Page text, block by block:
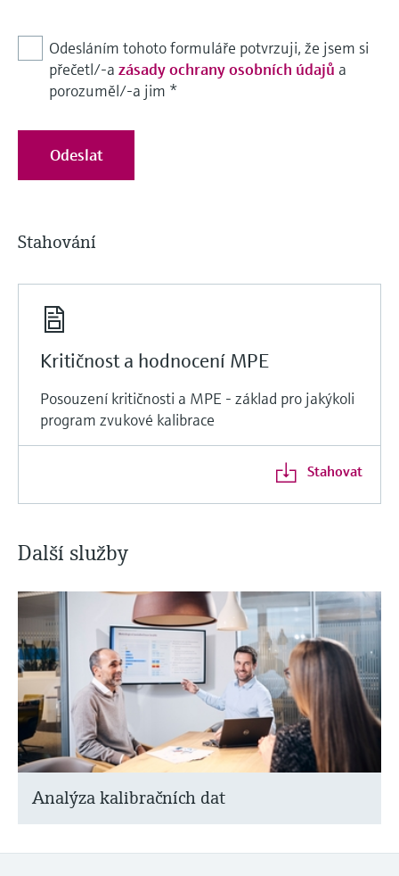
Odesláním tohoto formuláře potvrzuji, že jsem si
přečetl/-a zásady ochrany osobních údajů a
porozuměl/-a jim *
Odeslat
Stahování
Kritičnost a hodnocení MPE
Posouzení kritičnosti a MPE - základ pro jakýkoli
program zvukové kalibrace
Stahovat
Další služby
Analýza kalibračních dat